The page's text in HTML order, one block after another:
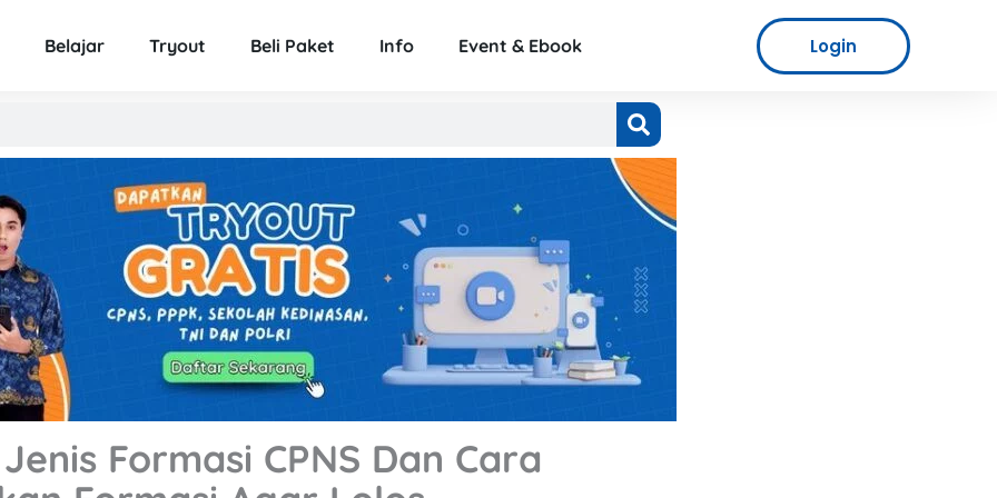
Belajar Tryout Beli Paket Info Event & Ebook Login
Formasi CPNS Dan Cara